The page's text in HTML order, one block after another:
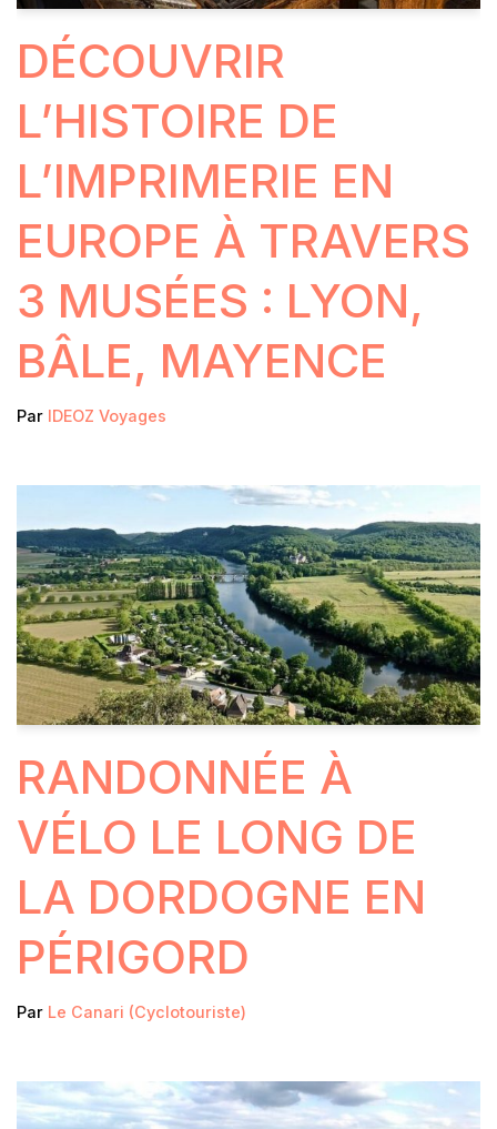
DÉCOUVRIR
L’HISTOIRE DE
L’IMPRIMERIE EN
EUROPE À TRAVERS
3 MUSÉES : LYON,
BÂLE, MAYENCE
Par IDEOZ Voyages
RANDONNÉE À
VÉLO LE LONG DE
LA DORDOGNE EN
PÉRIGORD
Par Le Canari (cyclotouriste)